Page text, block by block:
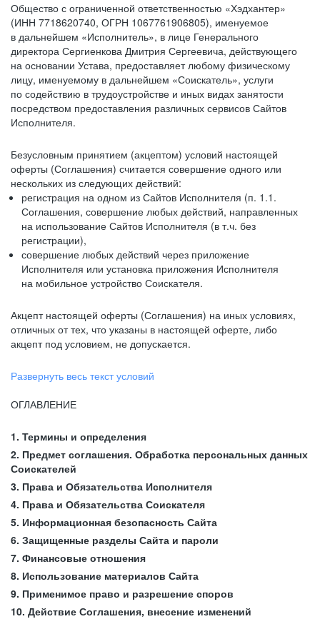
Общество с ограниченной ответственностью «Хэдхантер»
(ИНН 7718620740, ОГРН 1067761906805), именуемое
в дальнейшем «Исполнитель», в лице Генерального
директора Сергиенкова Дмитрия Сергеевича, действующего
на основании Устава, предоставляет любому физическому
лицу, именуемому в дальнейшем «Соискатель», услуги
по содействию в трудоустройстве и иных видах занятости
посредством предоставления различных сервисов Сайтов
Исполнителя.
Безусловным принятием (акцептом) условий настоящей
оферты (Соглашения) считается совершение одного или
нескольких из следующих действий:
регистрация на одном из Сайтов Исполнителя (п. 1.1.
Соглашения, совершение любых действий, направленных
на использование Сайтов Исполнителя (в т.ч. без
регистрации),
совершение любых действий через приложение
Исполнителя или установка приложения Исполнителя
на мобильное устройство Соискателя.
Акцепт настоящей оферты (Соглашения) на иных условиях,
отличных от тех, что указаны в настоящей оферте, либо
акцепт под условием, не допускается.
Развернуть весь текст условий
ОГЛАВЛЕНИЕ
1. Термины и определения
2. Предмет соглашения. Обработка персональных данных
Соискателей
3. Права и Обязательства Исполнителя
4. Права и Обязательства Соискателя
5. Информационная безопасность Сайта
6. Защищенные разделы Сайта и пароли
7. Финансовые отношения
8. Использование материалов Сайта
9. Применимое право и разрешение споров
10. Действие Соглашения, внесение изменений